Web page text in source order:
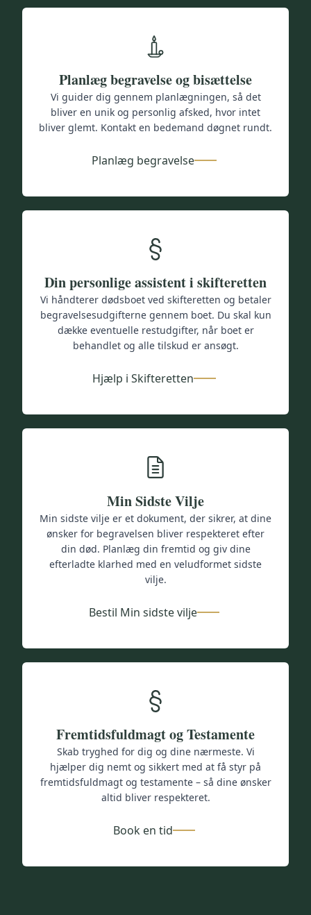
Planlæg begravelse og bisættelse
Vi guider dig gennem planlægningen, så det
bliver en unik og personlig afsked, hvor intet
bliver glemt. Kontakt en bedemand døgnet rundt.
Planlæg begravelse
Din personlige assistent i skifteretten
Vi håndterer dødsboet ved skifteretten og betaler
begravelsesudgifterne gennem boet. Du skal kun
dække eventuelle restudgifter, når boet er
behandlet og alle tilskud er ansøgt.
Hjælp i Skifteretten
Min Sidste Vilje
Min sidste vilje er et dokument, der sikrer, at dine
ønsker for begravelsen bliver respekteret efter
din død. Planlæg din fremtid og giv dine
efterladte klarhed med en veludformet sidste
vilje.
Bestil Min sidste vilje
Fremtidsfuldmagt og Testamente
Skab tryghed for dig og dine nærmeste. Vi
hjælper dig nemt og sikkert med at få styr på
fremtidsfuldmagt og testamente – så dine ønsker
altid bliver respekteret.
Book en tid